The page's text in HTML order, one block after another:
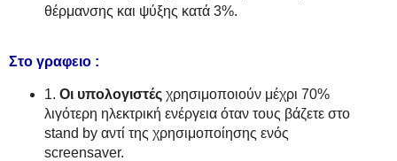
θέρμανσης και ψύξης κατά 3%.
Στο γραφειο :
1. Οι υπολογιστέςχρησιμοποιούν μέχρι 70%
λιγότερη ηλεκτρική ενέργεια όταν τους βάζετε στο
stand by αντί της χρησιμοποίησης ενός
screensaver.